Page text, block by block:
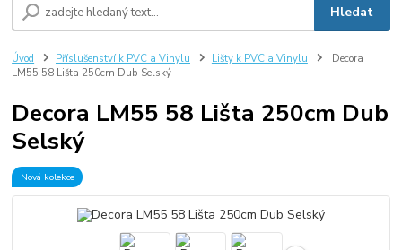
Hledat
Úvod Příslušenství k PVC a Vinylu Lišty k PVC a Vinylu
Decora
LM55 58 Lišta 250cm Dub Selský
Decora LM55 58 Lišta 250cm Dub
Selský
Nová kolekce